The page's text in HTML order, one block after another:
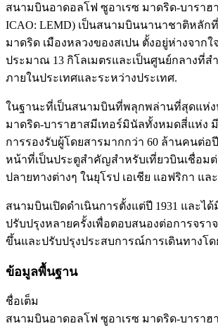
สนามบินอาดอลโฟ ซูอาเรซ มาดริด-บาราฮ
ICAO: LEMD) เป็นสนามบินนานาชาติหลัก
มาดริด เมืองหลวงของสเปน ตั้งอยู่ห่างจากใ
ประมาณ 13 กิโลเมตรและเป็นศูนย์กลางที่
ภายในประเทศและระหว่างประเทศ.
ในฐานะที่เป็นสนามบินที่พลุกพล่านที่สุดแห่ง
มาดริด-บาราฮาสมีเทอร์มินัลทั้งหมดสี่แห่ง
การรองรับผู้โดยสารมากกว่า 60 ล้านคนต่
หน้าที่เป็นประตูสำคัญสำหรับเที่ยวบินเชื่อม
ปลายทางต่างๆ ในยุโรป เอเชีย แอฟริกา แล
สนามบินเปิดดำเนินการตั้งแต่ปี 1931 และไ
ปรับปรุงหลายครั้งเพื่อตอบสนองต่อการจรา
ขึ้นและปรับปรุงประสบการณ์การเดินทางโด
ข้อมูลพื้นฐาน
ชื่อเต็ม
สนามบินอาดอลโฟ ซูอาเรซ มาดริด-บาราฮ